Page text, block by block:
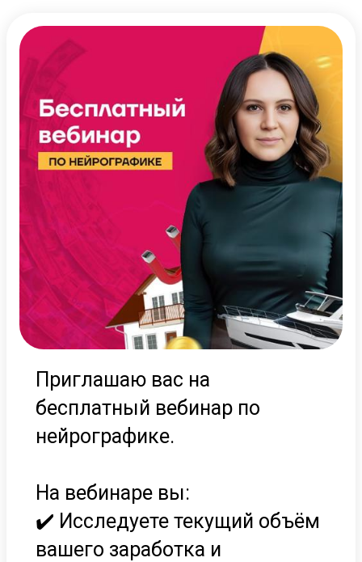
Приглашаю вас на
бесплатный вебинар по
нейрографике.
На вебинаре вы:
✔️ Исследуете текущий объём
вашего заработка и